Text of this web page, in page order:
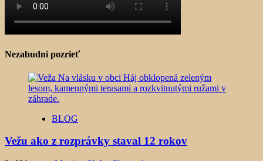
Nezabudni pozrieť
BLOG
Vežu ako z rozprávky staval 12 rokov